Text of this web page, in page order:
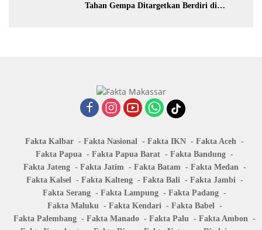
Tahan Gempa Ditargetkan Berdiri di
Fakta Kalbar Fakta Nasional Fakta IKN
Fakta Aceh
Fakta Papua
Fakta Papua Barat
Fakta Bandung
Fakta Jateng
Fakta Jatim Fakta Batam
Fakta Medan
Fakta Kalsel
Fakta Kalteng Fakta Bali
Fakta Jambi
Fakta Serang
Fakta Lampung
Fakta Padang
Fakta Maluku
Fakta Kendari
Fakta Babel
Fakta Palembang
Fakta Manado Fakta Palu
Fakta Ambon